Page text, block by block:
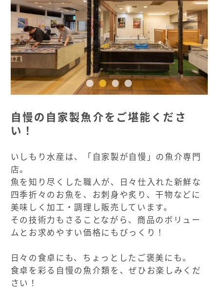
自慢の自家製魚介をご堪能くださ
い！
いしもり水産は、「自家製が自慢」の魚介専門
店。
魚を知り尽くした職人が、日々仕入れた新鮮な
四季折々のお魚を、お刺身や炙り、干物などに
美味しく加工・調理し販売しています。
その技術力もさることながら、商品のボリュー
ムとお求めやすい価格にもびっくり！
日々の食卓にも、ちょっとしたご褒美にも。
食卓を彩る自慢の魚介類を、ぜひお楽しみくだ
さい！